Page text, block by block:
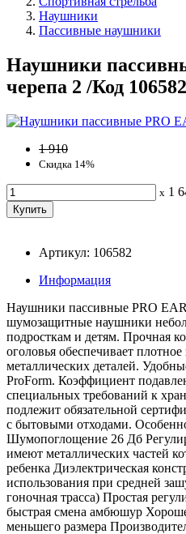
Наушники
Пассивные наушники
Наушники
черепа 2 /Код 106582
1 910
Скидка 14%
x 1
Артикул: 106582
Информация
Наушники пассивные PRO
шумозащитные наушники
подросткам и детям. Прочная
оголовья обеспечивает
металлических деталей.
ProForm. Коэффициент
специальных требований к
подлежит обязательной
с бытовыми отходами.
Шумопоглощение 26 Дб
имеют металлических частей
ребенка Диэлектрическая
использования при средней
гоночная трасса) Простая
быстрая смена амбюшур
меньшего размера